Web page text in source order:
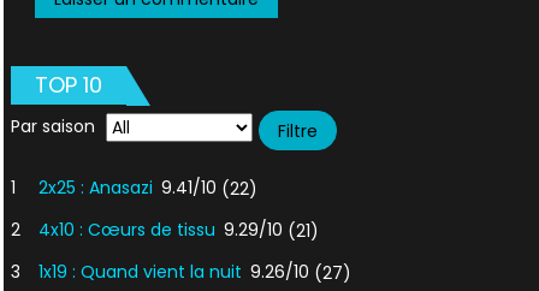
TOP 10
Par saison
1 2x25 : Anasazi 9.41/10 (22)
2
4x10 : Cœurs de tissu 9.29/10 (21)
3
1x19 : Quand vient la nuit 9.26/10 (27)